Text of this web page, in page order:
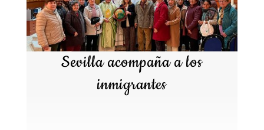
Sevilla acompaña a los
inmigrantes